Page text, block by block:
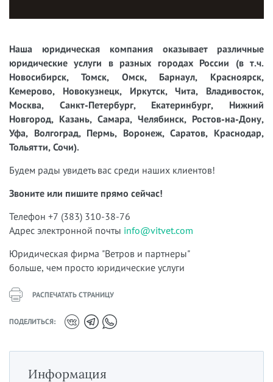
Наша юридическая компания оказывает различные
юридические услуги в разных городах России (в т.ч.
Новосибирск, Томск, Омск, Барнаул, Красноярск,
Кемерово, Новокузнецк, Иркутск, Чита, Владивосток,
Москва, Санкт-Петербург, Екатеринбург, Нижний
Новгород, Казань, Самара, Челябинск, Ростов-на-Дону,
Уфа, Волгоград, Пермь, Воронеж, Саратов, Краснодар,
Тольятти, Сочи).
Будем рады увидеть вас среди наших клиентов!
Звоните или пишите прямо сейчас!
Телефон +7 (383) 310-38-76
Адрес электронной почты info@vitvet.com
Юридическая фирма "Ветров и партнеры"
больше, чем просто юридические услуги
РАСПЕЧАТАТЬ СТРАНИЦУ
ПОДЕЛИТЬСЯ:
Информация